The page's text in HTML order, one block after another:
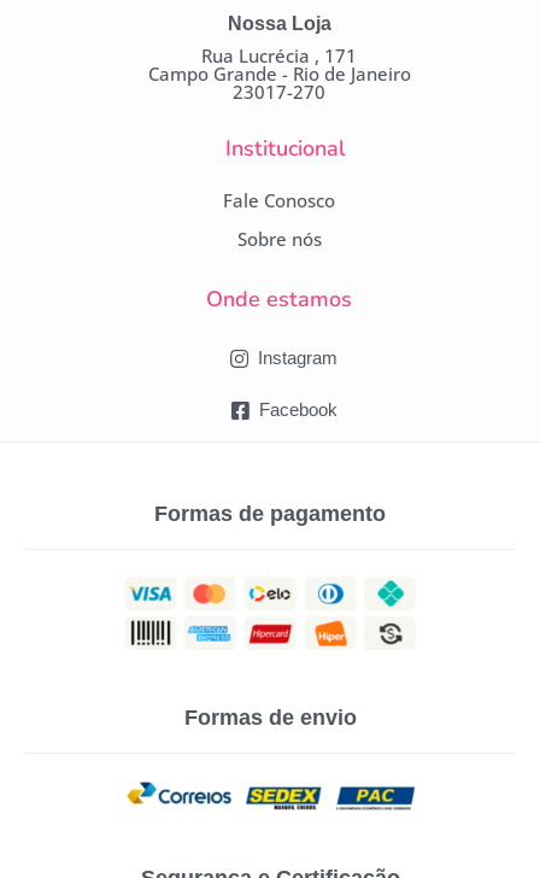
Nossa Loja
Rua Lucrécia , 171
Campo Grande - Rio de Janeiro
23017-270
Institucional
Fale Conosco
Sobre nós
Onde estamos
Instagram
Facebook
Formas de pagamento
Formas de envio